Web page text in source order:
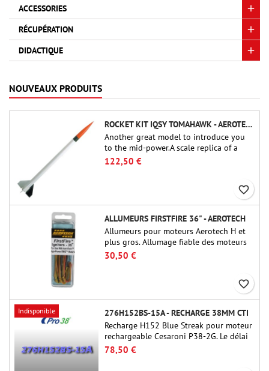
ACCESSORIES
RÉCUPÉRATION
DIDACTIQUE
NOUVEAUX PRODUITS
ROCKET KIT IQSY TOMAHAWK - AEROTECH
Another great model to introduce you
to the mid-power.A scale replica of a
famous sounding rocket, small in size
and peefect to move to higher-level kits.
122,50 €
favorite_border
ALLUMEURS FIRSTFIRE 36" - AEROTECH
Allumeurs pour moteurs Aerotech H et
plus gros. Allumage fiable des moteurs
jusqu'à 91 cm de longu
30,50 €
favorite_border
Indisponible
276H152BS-15A - RECHARGE 38MM CTI
Recharge H152 Blue Streak pour moteur
rechargeable Cesaroni P38-2G. Le délai
de 15 secondes est réglable via l'outil
ProDAT 38
78,50 €